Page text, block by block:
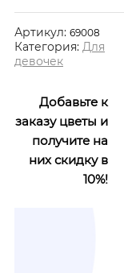
Артикул: 69008
Категория: Для
девочек
Добавьте к
заказу цветы и
получите на
них скидку в
10%!